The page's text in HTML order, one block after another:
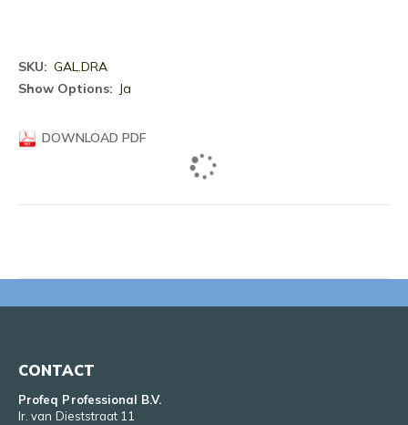
Meer
informatie
GAL.DRA
Ja
DOWNLOAD PDF
CONTACT
Profeq Professional B.V.
Ir. van Dieststraat 11